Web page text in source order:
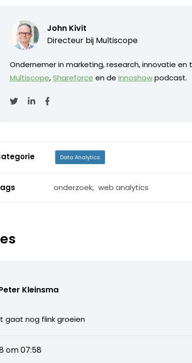
John Kivit
Directeur bij Multiscope
Ondernemer in marketing, research, innovatie en
Multiscope,Shareforce en de Innoshowpodcast.
Data Analytics
onderzoek, web analytics
Kleinsma
gaat nog flink groeien
om 07:58